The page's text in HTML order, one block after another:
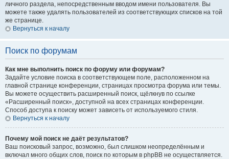
личного раздела, непосредственным вводом имени пользователя. Вы
можете также удалять пользователей из соответствующих списков на той
же странице.
Вернуться к началу
Поиск по форумам
Как мне выполнить поиск по форуму или форумам?
Задайте условие поиска в соответствующем поле, расположенном на
главной странице конференции, страницах просмотра форума или темы.
Вы можете осуществить расширенный поиск, щёлкнув по ссылке
«Расширенный поиск», доступной на всех страницах конференции.
Способ доступа к поиску может зависеть от используемого стиля.
Вернуться к началу
Почему мой поиск не даёт результатов?
Ваш поисковый запрос, возможно, был слишком неопределённым и
включал много общих слов, поиск по которым в phpBB не осуществляется.